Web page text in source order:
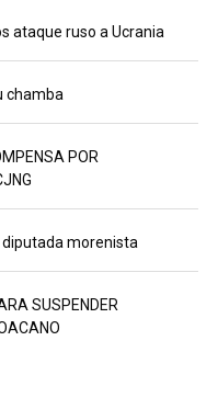
ataque ruso a Ucrania
chamba
POR
morenista
SUSPENDER